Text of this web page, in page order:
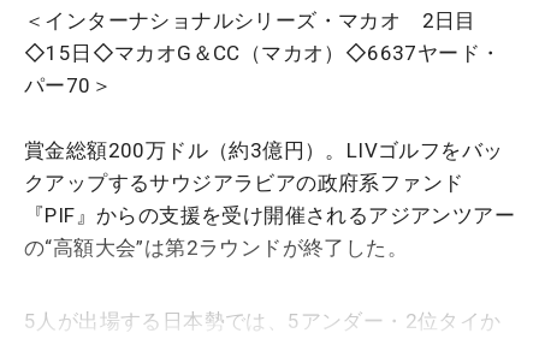
＜インターナショナルシリーズ・マカオ 2日目
◇15日◇マカオG＆CC（マカオ）◇6637ヤード・
パー70＞
賞金総額200万ドル（約3億円）。LIVゴルフをバッ
クアップするサウジアラビアの政府系ファンド
『PIF』からの支援を受け開催されるアジアンツアー
の“高額大会”は第2ラウンドが終了した。
5人が出場する日本勢では、5アンダー・2位タイか